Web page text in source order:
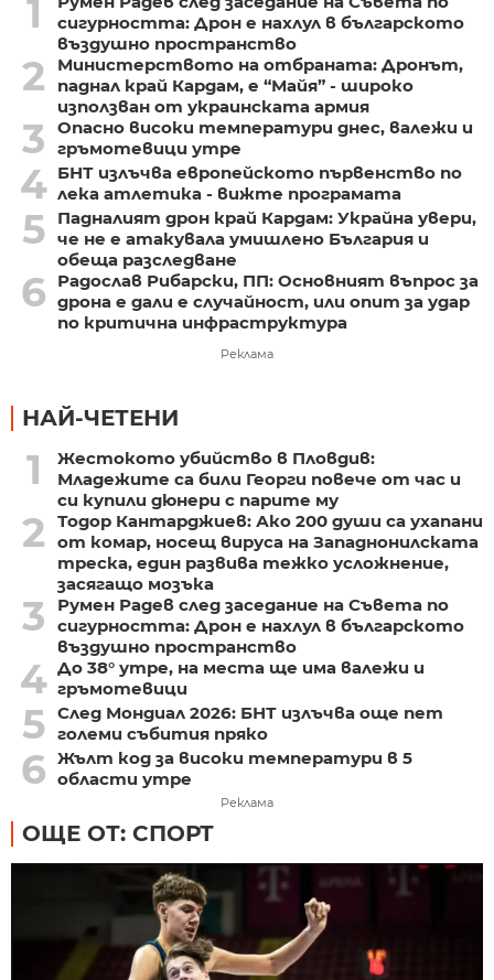
1
сигурността: Дрон е нахлул в българското
въздушно пространство
2
Министерството на отбраната: Дронът,
паднал край Кардам, е “Майя” - широко
използван от украинската армия
3
Опасно високи температури днес, валежи и
гръмотевици утре
4 БНТ излъчва европейското първенство по
лека атлетика - вижте програмата
5
Падналият дрон край Кардам: Украйна увери,
че не е атакувала умишлено България и
обеща разследване
6
Радослав Рибарски, ПП: Основният въпрос за
дрона е дали е случайност, или опит за удар
по критична инфраструктура
Реклама
НАЙ-ЧЕТЕНИ
1
Жестокото убийство в Пловдив:
Младежите са били Георги повече от час и
си купили дюнери с парите му
2
Тодор Кантарджиев: Ако 200 души са ухапани
от комар, носещ вируса на Западнонилската
треска, един развива тежко усложнение,
засягащо мозъка
3
Румен Радев след заседание на Съвета по
сигурността: Дрон е нахлул в българското
въздушно пространство
4 До 38° утре, на места ще има валежи и
гръмотевици
5 След Мондиал 2026: БНТ излъчва още пет
големи събития пряко
6 Жълт код за високи температури в 5
области утре
Реклама
ОЩЕ ОТ: СПОРТ